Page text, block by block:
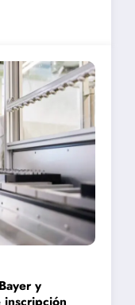
y
inscripción